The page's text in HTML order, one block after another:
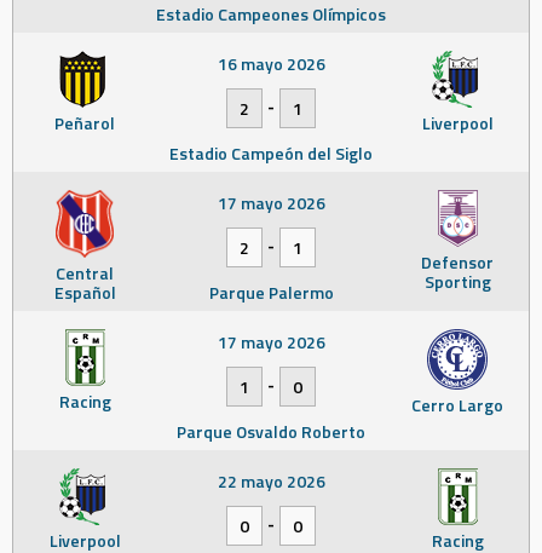
Estadio Campeones Olímpicos
Peñarol Liverpool
16 mayo 2026
2
-
1
Estadio Campeón del Siglo
Central
Español
Defensor
Sporting
17 mayo 2026
2
-
1
Parque Palermo
Racing Cerro Largo
17 mayo 2026
1
-
0
Parque Osvaldo Roberto
Liverpool Racing
22 mayo 2026
0
-
0